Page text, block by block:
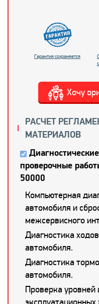
Гарантия сохраняется
Хочу
РАСЧЕТ
МАТЕРИАЛОВ
проверочные
50000
Компьютерная
автомобиля и
межсервисного
Диагностика
автомобиля.
Диагностика
автомобиля.
Проверка уровней